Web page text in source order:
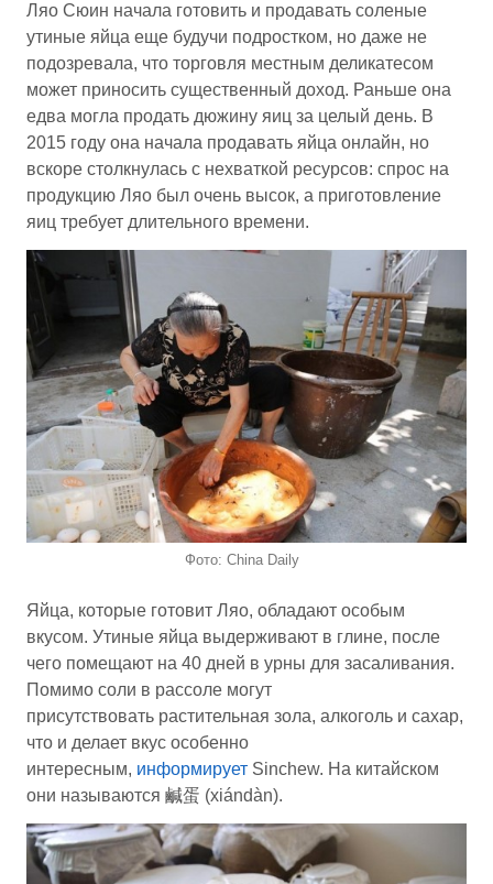
Ляо Сюин начала готовить и продавать соленые
утиные яйца еще будучи подростком, но даже не
подозревала, что торговля местным деликатесом
может приносить существенный доход. Раньше она
едва могла продать дюжину яиц за целый день. В
2015 году она начала продавать яйца онлайн, но
вскоре столкнулась с нехваткой ресурсов: спрос на
продукцию Ляо был очень высок, а приготовление
яиц требует длительного времени.
Фото: China Daily
Яйца, которые готовит Ляо, обладают особым
вкусом. Утиные яйца выдерживают в глине, после
чего помещают на 40 дней в урны для засаливания.
Помимо соли в рассоле могут
присутствовать растительная зола, алкоголь и сахар,
что и делает вкус особенно
интересным, информирует Sinchew. На китайском
они называются 鹹蛋 (xiándàn).